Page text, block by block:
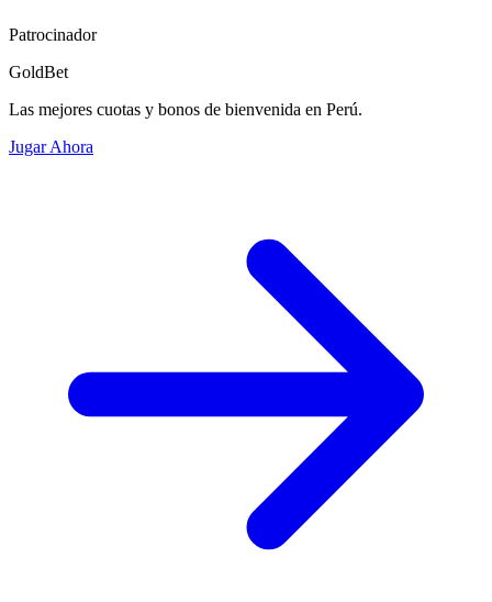
Patrocinador
GoldBet
Las mejores cuotas y bonos de bienvenida en Perú.
Jugar Ahora